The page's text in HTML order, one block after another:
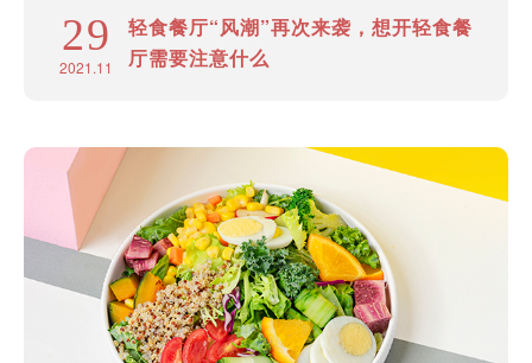
29
2021.11
轻食餐厅“风潮”再次来袭，想开轻食餐
厅需要注意什么